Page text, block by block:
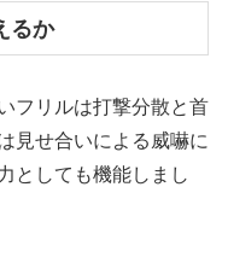
るか
フリルは打撃分散と首
見せ合いによる威嚇に
としても機能しまし